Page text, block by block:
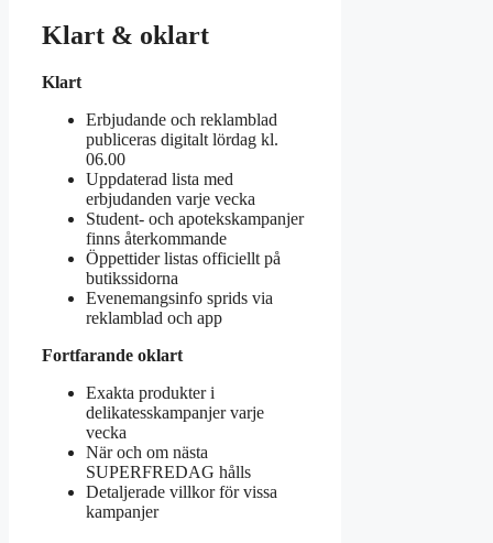
Klart & oklart
Klart
Erbjudande och reklamblad
publiceras digitalt lördag kl.
06.00
Uppdaterad lista med
erbjudanden varje vecka
Student- och apotekskampanjer
finns återkommande
Öppettider listas officiellt på
butikssidorna
Evenemangsinfo sprids via
reklamblad och app
Fortfarande oklart
Exakta produkter i
delikatesskampanjer varje
vecka
När och om nästa
SUPERFREDAG hålls
Detaljerade villkor för vissa
kampanjer